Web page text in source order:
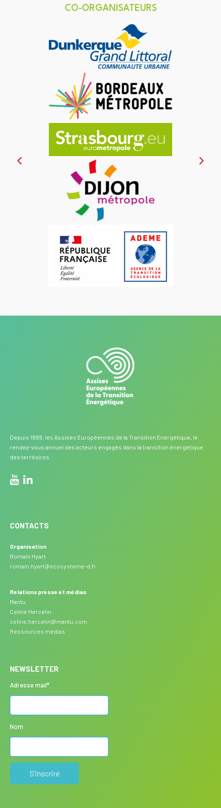
CO-ORGANISATEURS
Depuis 1999, les Assises Européennes de la Transition Energétique, le
rendez-vous annuel des acteurs engagés dans la transition énergétique
des territoires.
CONTACTS
Organisation
Romain Hyart
romain.hyart@ecosysteme-d.fr
Relations presse et médias
Mantu
Celine Hercelin
celine.hercelin@mantu.com
Ressources médias
NEWSLETTER
Adresse mail*
Nom